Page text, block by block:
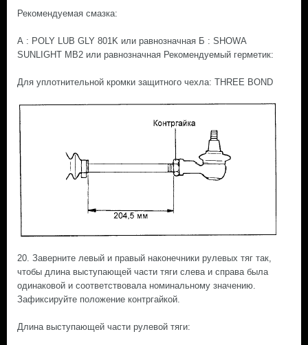
Рекомендуемая смазка:
А : POLY LUB GLY 801K или равнозначная Б : SHOWA
SUNLIGHT MB2 или равнозначная Рекомендуемый герметик:
Для уплотнительной кромки защитного чехла: THREE BOND
20. Заверните левый и правый наконечники рулевых тяг так,
чтобы длина выступающей части тяги слева и справа была
одинаковой и соответствовала номинальному значению.
Зафиксируйте положение контргайкой.
Длина выступающей части рулевой тяги: